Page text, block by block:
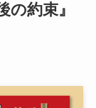
約束』